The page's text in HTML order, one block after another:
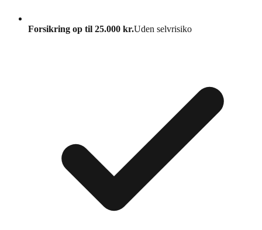
Forsikring op til 25.000 kr.Uden selvrisiko